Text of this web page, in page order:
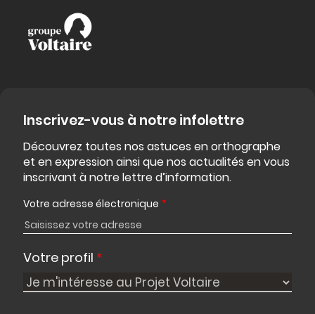
Inscrivez-vous à notre infolettre
Découvrez toutes nos astuces en orthographe
et en expression ainsi que nos actualités en vous
inscrivant à notre lettre d’information.
Votre adresse électronique *
Votre profil *